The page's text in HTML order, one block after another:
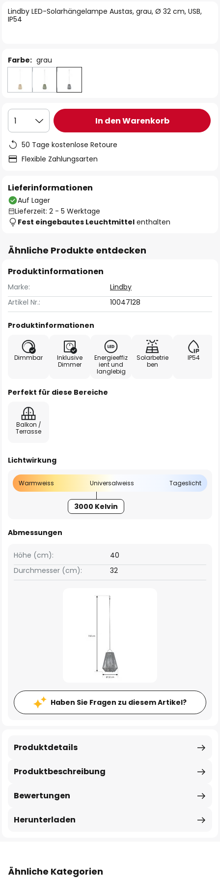
Lindby LED-Solarhängelampe Austas, grau, Ø 32 cm, USB,
IP54
Farbe: grau
1 In den Warenkorb
50 Tage kostenlose Retoure
Flexible Zahlungsarten
Lieferinformationen
Auf Lager
Lieferzeit: 2 - 5 Werktage
Fest eingebautes Leuchtmittel enthalten
Ähnliche Produkte entdecken
Produktinformationen
Marke:
Lindby
Artikel Nr.:
10047128
Produktinformationen
Dimmbar
Inklusive
Dimmer
Energieeffiz
ient und
langlebig
Solarbetrie
ben
IP54
Perfekt für diese Bereiche
Balkon /
Terrasse
Lichtwirkung
Warmweiss Universalweiss Tageslicht
3000 Kelvin
Abmessungen
Höhe (cm):
40
Durchmesser (cm):
32
Haben Sie Fragen zu diesem Artikel?
Produktbeschreibung
Produktdetails
Bewertungen
Herunterladen
Ähnliche Kategorien